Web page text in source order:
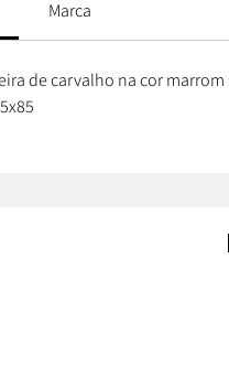
Marca
de carvalho na cor